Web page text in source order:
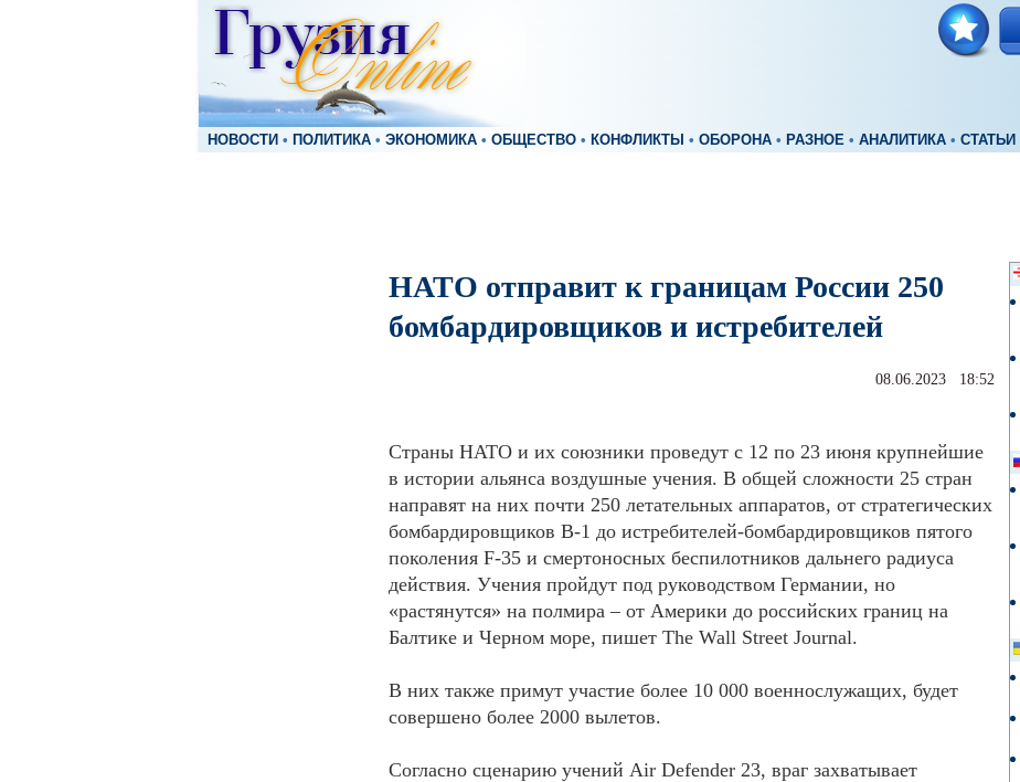
НОВОСТИ • ПОЛИТИКА • ЭКОНОМИКА • ОБЩЕСТВО • КОНФЛИКТЫ • ОБОРОНА • РАЗНОЕ • АНАЛИТИКА • СТАТЬИ
НАТО отправит к границам России 250
бомбардировщиков и истребителей
08.06.2023 18:52
Страны НАТО и их союзники проведут с 12 по 23 июня крупнейшие
в истории альянса воздушные учения. В общей сложности 25 стран
направят на них почти 250 летательных аппаратов, от стратегических
бомбардировщиков B-1 до истребителей-бомбардировщиков пятого
поколения F-35 и смертоносных беспилотников дальнего радиуса
действия. Учения пройдут под руководством Германии, но
«растянутся» на полмира – от Америки до российских границ на
Балтике и Черном море, пишет The Wall Street Journal.
В них также примут участие более 10 000 военнослужащих, будет
совершено более 2000 вылетов.
Согласно сценарию учений Air Defender 23, враг захватывает